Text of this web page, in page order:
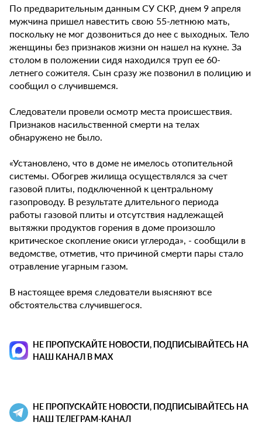
По предварительным данным СУ СКР, днем 9 апреля
мужчина пришел навестить свою 55-летнюю мать,
поскольку не мог дозвониться до нее с выходных. Тело
женщины без признаков жизни он нашел на кухне. За
столом в положении сидя находился труп ее 60-
летнего сожителя. Сын сразу же позвонил в полицию и
сообщил о случившемся.
Следователи провели осмотр места происшествия.
Признаков насильственной смерти на телах
обнаружено не было.
«Установлено, что в доме не имелось отопительной
системы. Обогрев жилища осуществлялся за счет
газовой плиты, подключенной к центральному
газопроводу. В результате длительного периода
работы газовой плиты и отсутствия надлежащей
вытяжки продуктов горения в доме произошло
критическое скопление окиси углерода», - сообщили в
ведомстве, отметив, что причиной смерти пары стало
отравление угарным газом.
В настоящее время следователи выясняют все
обстоятельства случившегося.
НЕ ПРОПУСКАЙТЕ НОВОСТИ, ПОДПИСЫВАЙТЕСЬ НА
НАШ КАНАЛ В MAX
НЕ ПРОПУСКАЙТЕ НОВОСТИ, ПОДПИСЫВАЙТЕСЬ НА
НАШ ТЕЛЕГРАМ-КАНАЛ